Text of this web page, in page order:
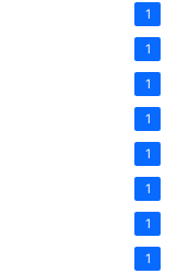
1
1
1
1
1
1
1
1